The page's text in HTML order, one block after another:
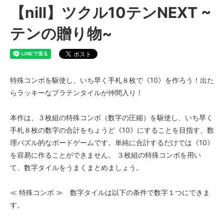
【nill】ツクル10テンNEXT ~
テンの贈り物~
特殊コンボを駆使し、いち早く手札８枚で《10》を作ろう！出た
らラッキーなプラテンタイルが仲間入り！
本作は、３枚組の特殊コンボ（数字の圧縮）を駆使し、いち早く
手札８枚の数字の合計をちょうど《10》にすることを目指す、数
理パズル的なボードゲームです。単純に合計するだけでは《10》
を容易に作ることができません。 ３枚組の特殊コンボを用い
て、数字タイルをうまくまとめましょう。
≪ 特殊コンボ ≫ 数字タイルは以下の条件で数字１つにできま
す。